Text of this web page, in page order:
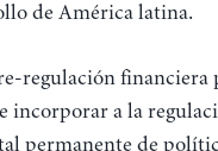
de América latina.
regulación financiera
incorporar a la
permanente de